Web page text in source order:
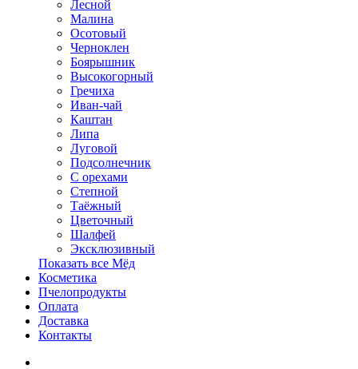
Лесной
Малина
Осотовый
Черноклен
Боярышник
Высокогорный
Гречиха
Иван-чай
Каштан
Липа
Луговой
Подсолнечник
С орехами
Степной
Таёжный
Цветочный
Шалфей
Эксклюзивный
Показать все Мёд
Косметика
Пчелопродукты
Оплата
Доставка
Контакты